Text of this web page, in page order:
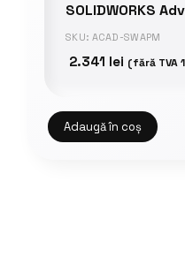
SOLIDWORKS
SKU: ACAD-SWAPM
2.341 lei (fără TVA
Adaugă în coș